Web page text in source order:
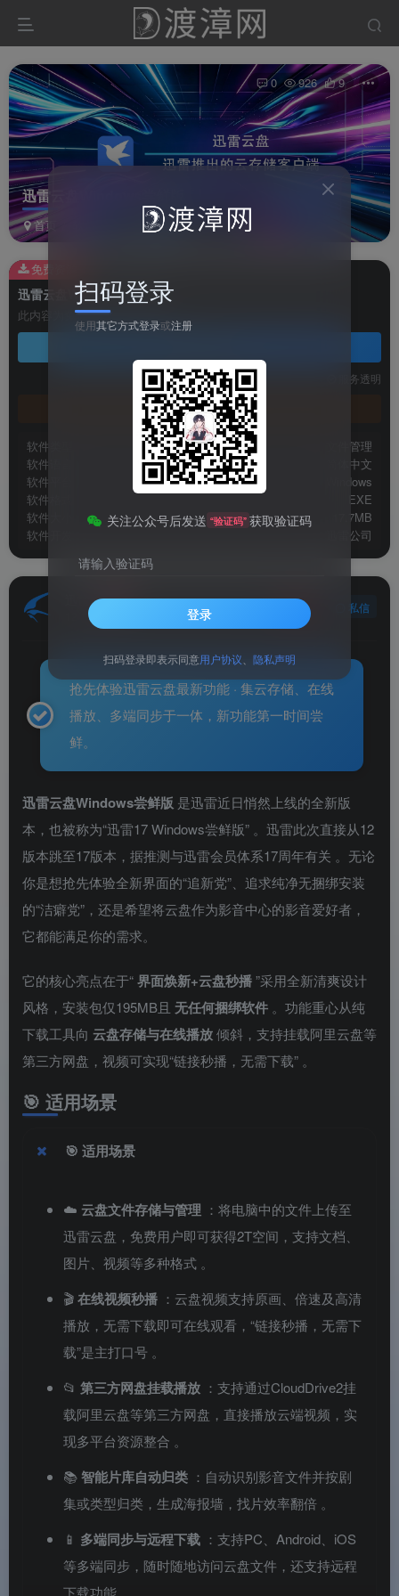
迅雷云盘Windows尝鲜版
首页 云盘软件 正文
0 926 9
迅雷云盘Windows尝鲜版
此内容为免费资源，请登录后查看
技术支持 服务透明
官方地址
软件类型
文件管理
软件语言
简体中文
软件平台
Windows
软件格式
EXE
软件大小
17.7MB
软件开发
迅雷公司
免费资源
12年前发布
关注 私信
抢先体验迅雷云盘最新功能 · 集云存储、在线
播放、多端同步于一体，新功能第一时间尝
鲜。
迅雷云盘Windows尝鲜版 是迅雷近日悄然上线的全新版
本，也被称为“迅雷17 Windows尝鲜版” 。迅雷此次直接从12
版本跳至17版本，据推测与迅雷会员体系17周年有关 。无论
你是想抢先体验全新界面的“追新党”、追求纯净无捆绑安装
的“洁癖党”，还是希望将云盘作为影音中心的影音爱好者，
它都能满足你的需求。
它的核心亮点在于“界面焕新+云盘秒播”采用全新清爽设计
风格，安装包仅195MB且 无任何捆绑软件 。功能重心从纯
下载工具向 云盘存储与在线播放倾斜，支持挂载阿里云盘等
第三方网盘，视频可实现“链接秒播，无需下载” 。
🎯 适用场景
🎯 适用场景
☁️ 云盘文件存储与管理 ：将电脑中的文件上传至
迅雷云盘，免费用户即可获得2T空间，支持文档、
图片、视频等多种格式 。
🎬在线视频秒播 ：云盘视频支持原画、倍速及高清
播放，无需下载即可在线观看，“链接秒播，无需下
载”是主打口号 。
📂 第三方网盘挂载播放 ：支持通过CloudDrive2挂
载阿里云盘等第三方网盘，直接播放云端视频，实
现多平台资源整合 。
📚智能片库自动归类 ：自动识别影音文件并按剧
集或类型归类，生成海报墙，找片效率翻倍 。
📱 多端同步与远程下载 ：支持PC、Android、iOS
等多端同步，随时随地访问云盘文件，还支持远程
扫码登录
使用其它方式登录或注册
关注公众号后发送 “验证码” 获取验证码
请输入验证码
登录
扫码登录即表示同意用户协议 隐私声明